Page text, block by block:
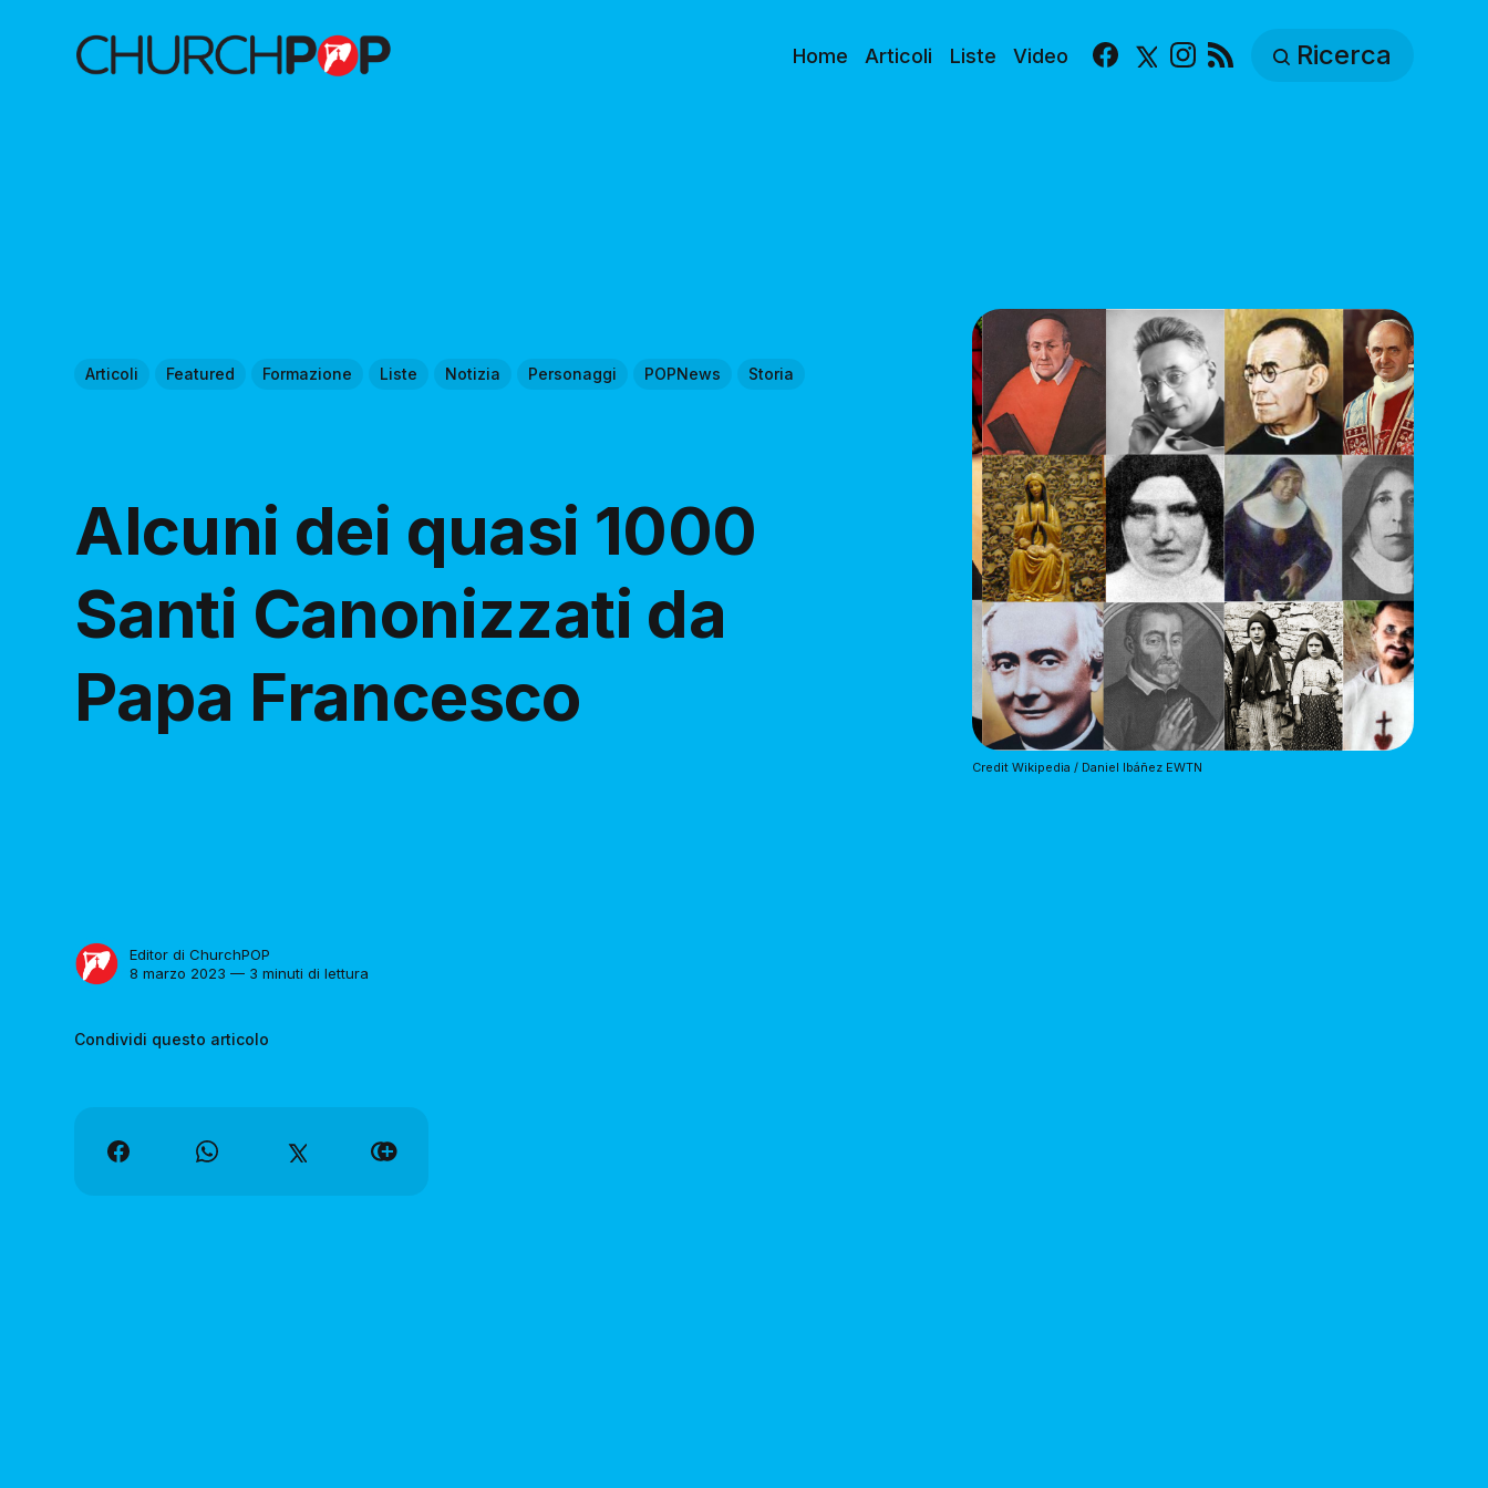
Home Articoli Liste Video Facebook
X Instagram Ricerca
Articoli Featured Formazione Liste Notizia Personaggi POPNews Storia
Alcuni dei quasi 1000
Santi Canonizzati da
Papa Francesco
Editor di ChurchPOP
8 marzo 2023 — 3 minuti di lettura
Condividi questo articolo
Credit Wikipedia / Daniel Ibáñez EWTN